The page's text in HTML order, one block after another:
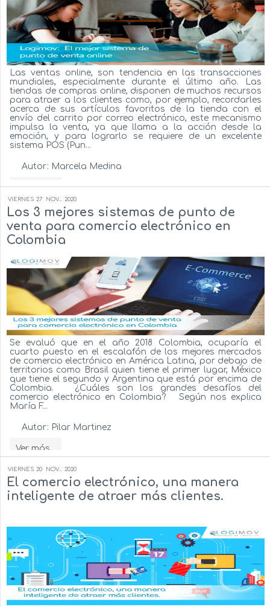
Las ventas online, son tendencia en las transacciones
mundiales, especialmente durante el último año. Las
tiendas de compras online, disponen de muchos recursos
para atraer a los clientes como, por ejemplo, recordarles
acerca de sus artículos favoritos de la tienda con el
envío del carrito por correo electrónico, este mecanismo
impulsa la venta, ya que llama a la acción desde la
emoción, y para lograrlo se requiere de un excelente
sistema POS (Pun...
Autor: Marcela Medina
VIERNES 27 NOV... 2020
Los 3 mejores sistemas de punto de
venta para comercio electrónico en
Colombia
Se evaluó que en el año 2018 Colombia, ocuparía el
cuarto puesto en el escalafón de los mejores mercados
de comercio electrónico en América Latina, por debajo de
territorios como Brasil quien tiene el primer lugar, México
que tiene el segundo y Argentina que está por encima de
Colombia. ¿Cuáles son los grandes desafíos del
comercio electrónico en Colombia? Según nos explica
María F...
Autor: Pilar Martinez
Ver más...
VIERNES 20 NOV... 2020
El comercio electrónico, una manera
inteligente de atraer más clientes.